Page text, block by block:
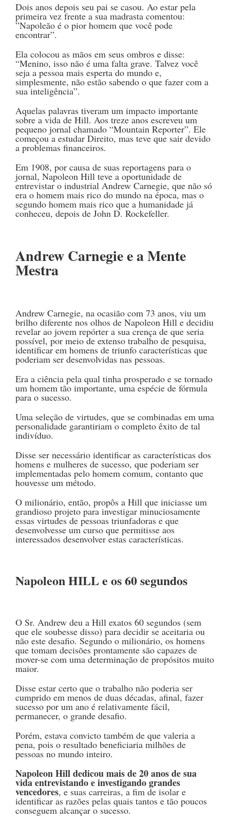
Dois anos depois seu pai se casou. Ao estar pela
primeira vez frente a sua madrasta comentou:
”Napoleão é o pior homem que você pode
encontrar”.
Ela colocou as mãos em seus ombros e disse:
“Menino, isso não é uma falta grave. Talvez você
seja a pessoa mais esperta do mundo e,
simplesmente, não estão sabendo o que fazer com a
sua inteligência”.
Aquelas palavras tiveram um impacto importante
sobre a vida de Hill. Aos treze anos escreveu um
pequeno jornal chamado “Mountain Reporter”. Ele
começou a estudar Direito, mas teve que sair devido
a problemas financeiros.
Em 1908, por causa de suas reportagens para o
jornal, Napoleon Hill teve a oportunidade de
entrevistar o industrial Andrew Carnegie, que não só
era o homem mais rico do mundo na época, mas o
segundo homem mais rico que a humanidade já
conheceu, depois de John D. Rockefeller.
Andrew Carnegie e a Mente
Mestra
Andrew Carnegie, na ocasião com 73 anos, viu um
brilho diferente nos olhos de Napoleon Hill e decidiu
revelar ao jovem repórter a sua crença de que seria
possível, por meio de extenso trabalho de pesquisa,
identificar em homens de triunfo características que
poderiam ser desenvolvidas nas pessoas.
Era a ciência pela qual tinha prosperado e se tornado
um homem tão importante, uma espécie de fórmula
para o sucesso.
Uma seleção de virtudes, que se combinadas em uma
personalidade garantiriam o completo êxito de tal
indivíduo.
Disse ser necessário identificar as características dos
homens e mulheres de sucesso, que poderiam ser
implementadas pelo homem comum, contanto que
houvesse um método.
O milionário, então, propôs a Hill que iniciasse um
grandioso projeto para investigar minuciosamente
essas virtudes de pessoas triunfadoras e que
desenvolvesse um curso que permitisse aos
interessados desenvolver estas características.
Napoleon HILL e os 60 segundos
O Sr. Andrew deu a Hill exatos 60 segundos (sem
que ele soubesse disso) para decidir se aceitaria ou
não este desafio. Segundo o milionário, os homens
que tomam decisões prontamente são capazes de
mover-se com uma determinação de propósitos muito
maior.
Disse estar certo que o trabalho não poderia ser
cumprido em menos de duas décadas, afinal, fazer
sucesso por um ano é relativamente fácil,
permanecer, o grande desafio.
Porém, estava convicto também de que valeria a
pena, pois o resultado beneficiaria milhões de
pessoas no mundo inteiro.
Napoleon Hill dedicou mais de 20 anos de sua
vida entrevistando e investigando grandes
vencedores, e suas carreiras, a fim de isolar e
identificar as razões pelas quais tantos e tão poucos
conseguem alcançar o sucesso.